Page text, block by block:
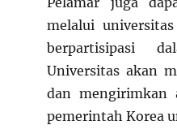
melalui
berpartisipasi
Universitas akan
dan mengirimkan
pemerintah Korea